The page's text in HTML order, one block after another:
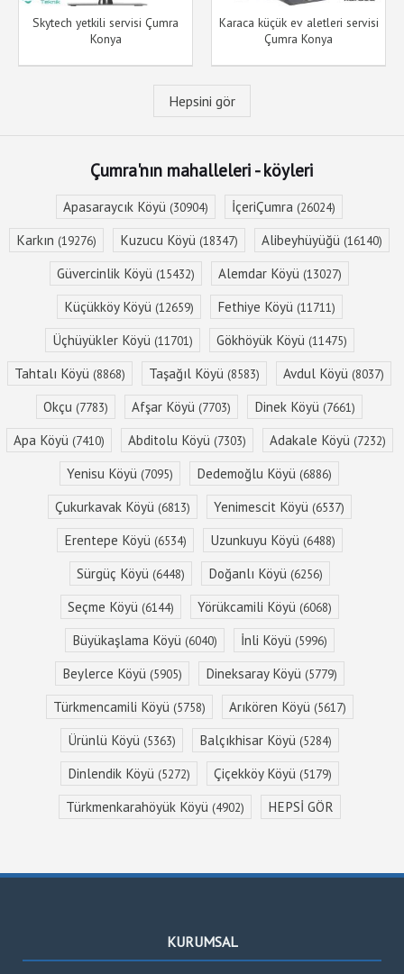
Skytech yetkili servisi Çumra
Konya
Karaca küçük ev aletleri servisi
Çumra Konya
Hepsini gör
Çumra'nın mahalleleri - köyleri
Apasaraycık Köyü (30904) İçeriÇumra (26024)
Karkın (19276) Kuzucu Köyü (18347) Alibeyhüyüğü (16140)
Güvercinlik Köyü (15432) Alemdar Köyü (13027)
Küçükköy Köyü (12659) Fethiye Köyü (11711)
Üçhüyükler Köyü (11701) Gökhöyük Köyü (11475)
Tahtalı Köyü (8868) Taşağıl Köyü (8583) Avdul Köyü (8037)
Okçu (7783) Afşar Köyü (7703) Dinek Köyü (7661)
Apa Köyü (7410) Abditolu Köyü (7303) Adakale Köyü (7232)
Yenisu Köyü (7095) Dedemoğlu Köyü (6886)
Çukurkavak Köyü (6813) Yenimescit Köyü (6537)
Erentepe Köyü (6534) Uzunkuyu Köyü (6488)
Sürgüç Köyü (6448) Doğanlı Köyü (6256)
Seçme Köyü (6144) Yörükcamili Köyü (6068)
Büyükaşlama Köyü (6040) İnli Köyü (5996)
Beylerce Köyü (5905) Dineksaray Köyü (5779)
Türkmencamili Köyü (5758) Arıkören Köyü (5617)
Ürünlü Köyü (5363) Balçıkhisar Köyü (5284)
Dinlendik Köyü (5272) Çiçekköy Köyü (5179)
Türkmenkarahöyük Köyü (4902) HEPSİ GÖR
KURUMSAL